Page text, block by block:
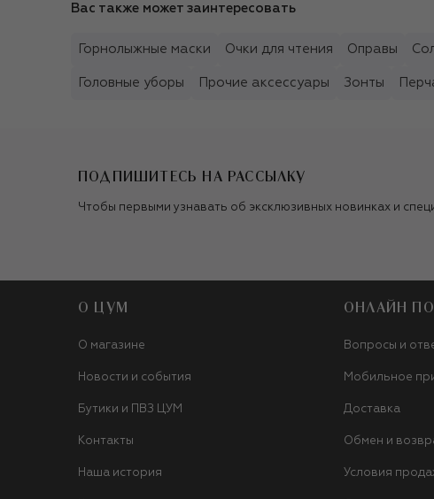
Вас также может заинтересовать
Горнолыжные маски Очки для чтения Оправы
Головные уборы Прочие аксессуары Зонты
ПОДПИШИТЕСЬ НА РАССЫЛКУ
Чтобы первыми узнавать об эксклюзивных новинках и
О ЦУМ
О магазине
Новости и события
Бутики и ПВЗ ЦУМ
Контакты
Наша история
ОНЛАЙН
Вопросы и
Мобильное
Доставка
Обмен и
Условия